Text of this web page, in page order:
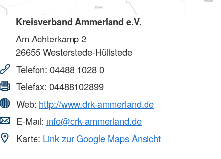
Kreisverband Ammerland e.V.
Am Achterkamp 2
26655Westerstede-Hüllstede
Telefon: 04488 1028 0
Telefax: 04488102899
Web: http://www.drk-ammerland.de
E-Mail: info@drk-ammerland.de
Karte: Link zur Google Maps Ansicht